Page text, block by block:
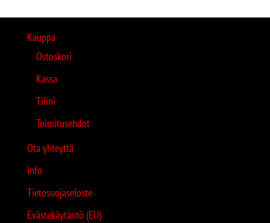
Kauppa
Ostoskori
Kassa
Tilini
Toimitusehdot
Ota yhteyttä
Info
Tietosuojaseloste
Evästekäytäntö (EU)